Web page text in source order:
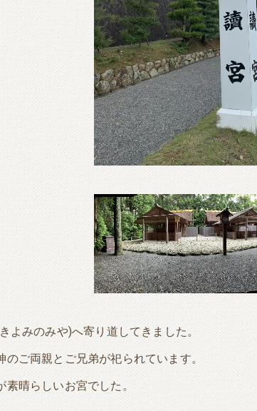
よみのみや)へ寄り道してきました。
のご両親とご兄弟が祀られています。
晴らしいお宮でした。